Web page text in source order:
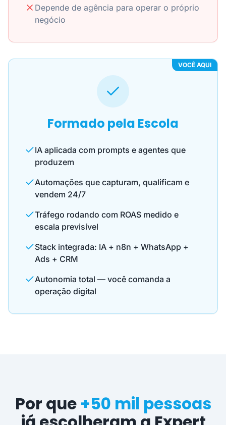
Depende de agência para operar o próprio
negócio
VOCÊ AQUI
Formado pela Escola
IA aplicada com prompts e agentes que
produzem
Automações que capturam, qualificam e
vendem 24/7
Tráfego rodando com ROAS medido e
escala previsível
Stack integrada: IA + n8n + WhatsApp +
Ads + CRM
Autonomia total — você comanda a
operação digital
Por que +50 mil pessoas